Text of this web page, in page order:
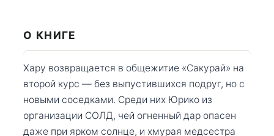
О КНИГЕ
Хару возвращается в общежитие «Сакурай» на
второй курс — без выпустившихся подруг, но с
новыми соседками. Среди них Юрико из
организации СОЛД, чей огненный дар опасен
даже при ярком солнце, и хмурая медсестра